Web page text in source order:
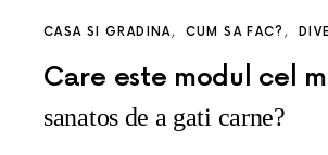
CASA SI GRADINA CUM SA FAC?
Care este modul cel
sanatos de a gati carne?